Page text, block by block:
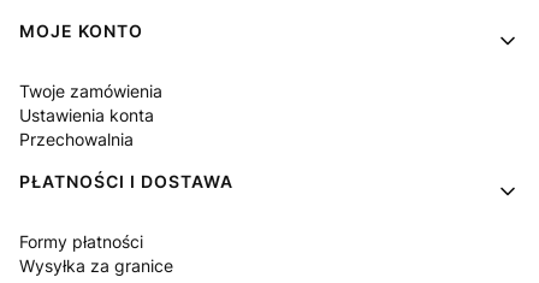
MOJE KONTO
Twoje zamówienia
Ustawienia konta
Przechowalnia
PŁATNOŚCI I DOSTAWA
Formy płatności
Wysyłka za granice